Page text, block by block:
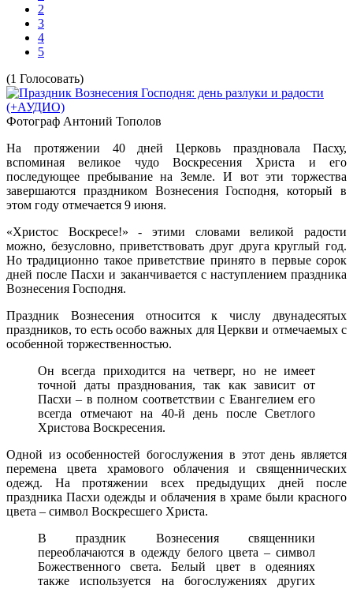
2
3
4
5
(1 Голосовать)
Фотограф Антоний Тополов
На протяжении 40 дней Церковь праздновала Пасху,
вспоминая великое чудо Воскресения Христа и его
последующее пребывание на Земле. И вот эти торжества
завершаются праздником Вознесения Господня, который в
этом году отмечается 9 июня.
«Христос Воскресе!» - этими словами великой радости
можно, безусловно, приветствовать друг друга круглый год.
Но традиционно такое приветствие принято в первые сорок
дней после Пасхи и заканчивается с наступлением праздника
Вознесения Господня.
Праздник Вознесения относится к числу двунадесятых
праздников, то есть особо важных для Церкви и отмечаемых с
особенной торжественностью.
Он всегда приходится на четверг, но не имеет
точной даты празднования, так как зависит от
Пасхи – в полном соответствии с Евангелием его
всегда отмечают на 40-й день после Светлого
Христова Воскресения.
Одной из особенностей богослужения в этот день является
перемена цвета храмового облачения и священнических
одежд. На протяжении всех предыдущих дней после
праздника Пасхи одежды и облачения в храме были красного
цвета – символ Воскресшего Христа.
В праздник Вознесения священники
переоблачаются в одежду белого цвета – символ
Божественного света. Белый цвет в одеяниях
также используется на богослужениях других